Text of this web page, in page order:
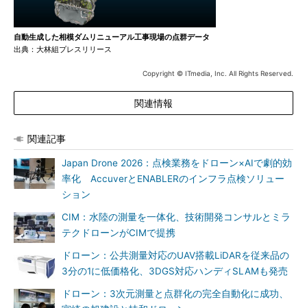
自動生成した相模ダムリニューアル工事現場の点群データ
出典：大林組プレスリリース
Copyright © ITmedia, Inc. All Rights Reserved.
関連情報
関連記事
Japan Drone 2026：点検業務をドローン×AIで劇的効
率化 AccuverとENABLERのインフラ点検ソリュー
ション
CIM：水陸の測量を一体化、技術開発コンサルとミラ
テクドローンがCIMで提携
ドローン：公共測量対応のUAV搭載LiDARを従来品の
3分の1に低価格化、3DGS対応ハンディSLAMも発売
ドローン：3次元測量と点群化の完全自動化に成功、